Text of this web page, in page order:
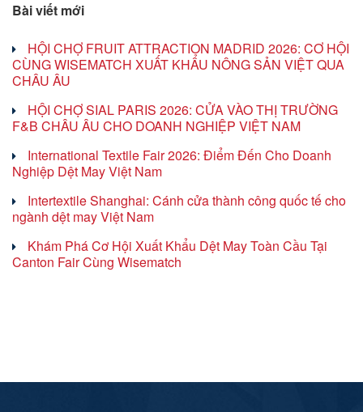
Bài viết mới
HỘI CHỢ FRUIT ATTRACTION MADRID 2026: CƠ HỘI
CÙNG WISEMATCH XUẤT KHẨU NÔNG SẢN VIỆT QUA
CHÂU ÂU
HỘI CHỢ SIAL PARIS 2026: CỬA VÀO THỊ TRƯỜNG
F&B CHÂU ÂU CHO DOANH NGHIỆP VIỆT NAM
International Textile Fair 2026: Điểm Đến Cho Doanh
Nghiệp Dệt May Việt Nam
Intertextile Shanghai: Cánh cửa thành công quốc tế cho
ngành dệt may Việt Nam
Khám Phá Cơ Hội Xuất Khẩu Dệt May Toàn Cầu Tại
Canton Fair Cùng Wisematch